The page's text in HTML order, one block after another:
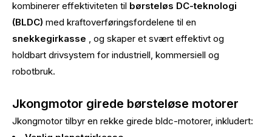
kombinerer effektiviteten til børsteløs DC-teknologi
(BLDC) med kraftoverføringsfordelene til en
snekkegirkasse , og skaper et svært effektivt og
holdbart drivsystem for industriell, kommersiell og
robotbruk.
Jkongmotor girede børsteløse motorer
Jkongmotor tilbyr en rekke girede bldc-motorer, inkludert: